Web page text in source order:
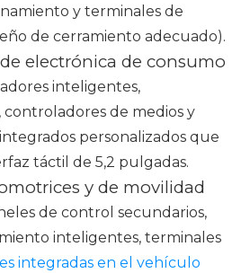
y terminales de
de cerramiento adecuado).
electrónica de consumo
inteligentes,
de medios y
personalizados que
táctil de 5,2 pulgadas.
y de movilidad
de control secundarios,
inteligentes, terminales
integradas en el vehículo